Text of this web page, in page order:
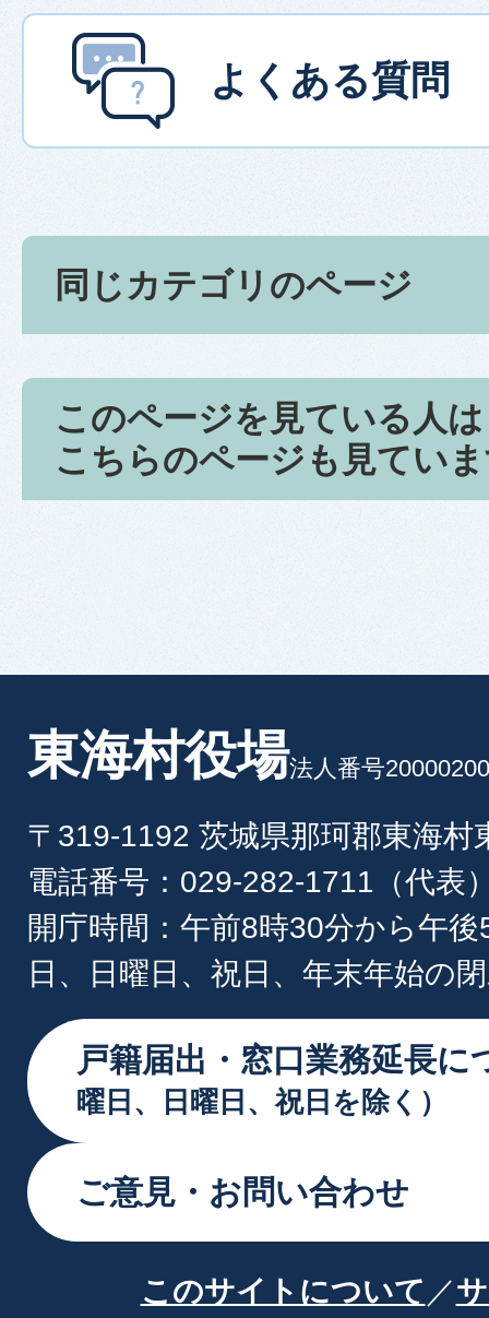
よくある質問
同じカテゴリのページ
このページを見ている人は
こちらのページも見てい
東海村役場法人番号
〒319-1192 茨城県那珂郡東海村
電話番号：029-282-1711（代表
開庁時間：午前8時30分から午
日、日曜日、祝日、年末年始の
戸籍届出・窓口業務延長に
曜日、日曜日、祝日を除く）
ご意見・お問い合わせ
このサイトについて